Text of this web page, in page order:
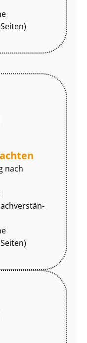
nach